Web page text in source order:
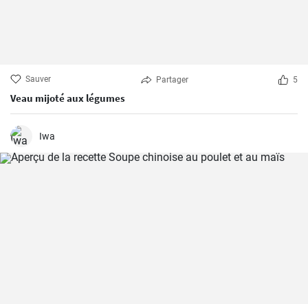
Sauver Partager 5
Veau mijoté aux légumes
Iwa